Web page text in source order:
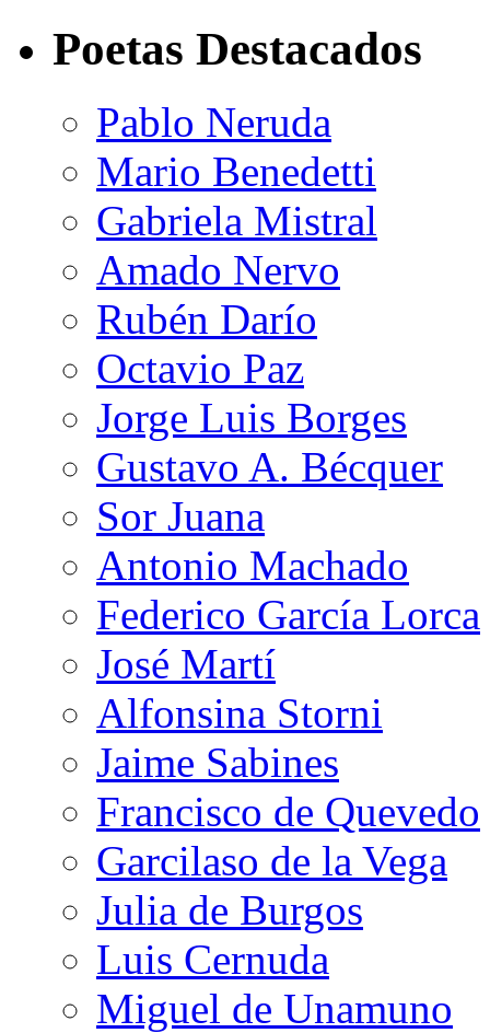
Poetas Destacados
Pablo Neruda
Mario Benedetti
Gabriela Mistral
Amado Nervo
Rubén Darío
Octavio Paz
Jorge Luis Borges
Gustavo A. Bécquer
Sor Juana
Antonio Machado
Federico García Lorca
José Martí
Alfonsina Storni
Jaime Sabines
Francisco de Quevedo
Garcilaso de la Vega
Julia de Burgos
Luis Cernuda
Miguel de Unamuno